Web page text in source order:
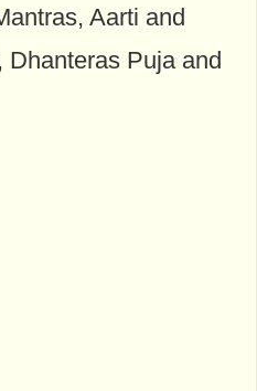
Aarti and
Puja and